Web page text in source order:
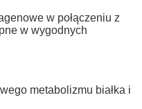
w połączeniu z
w wygodnych
metabolizmu białka i